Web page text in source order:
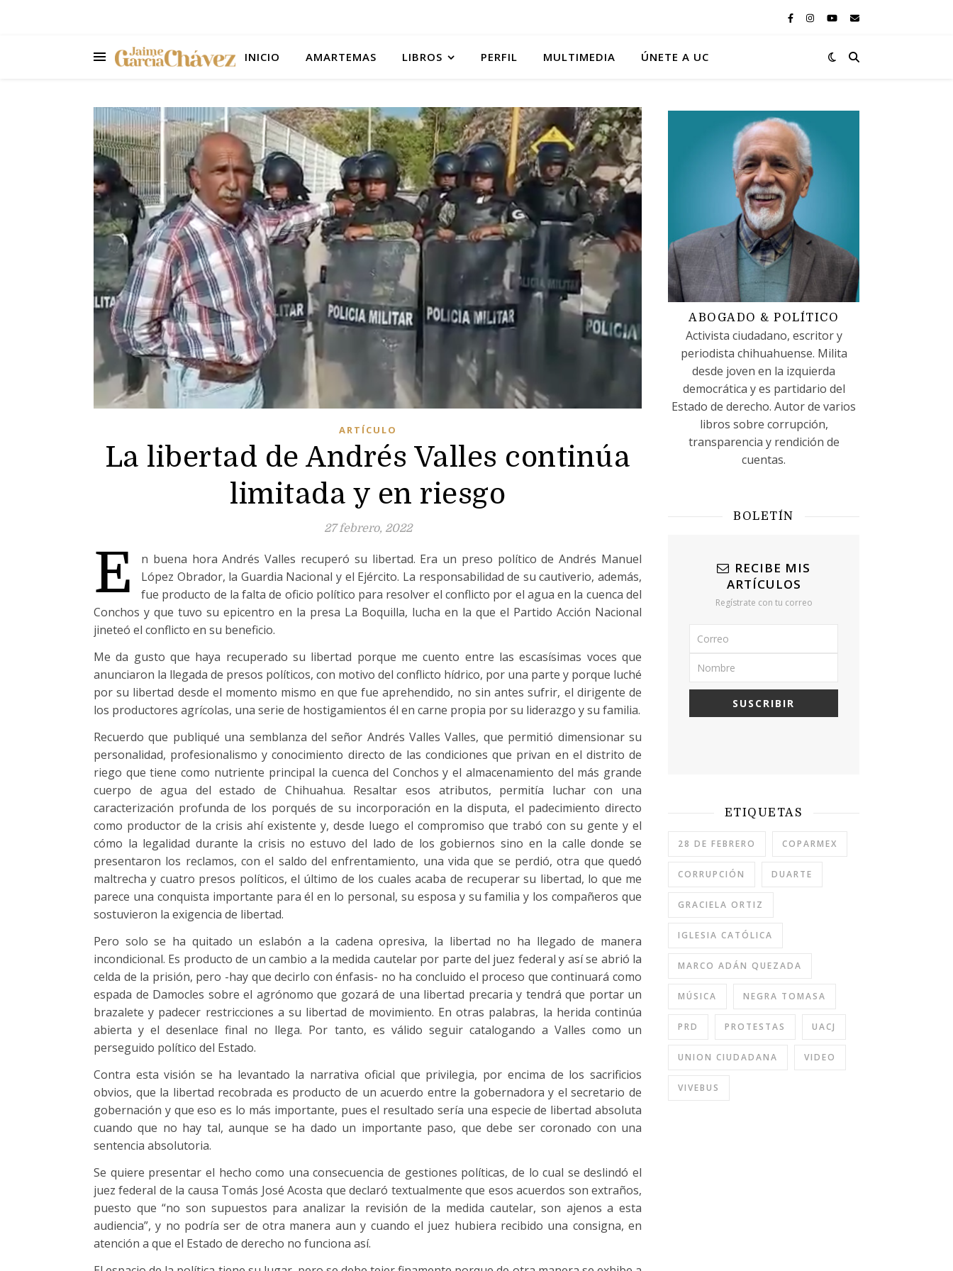
INICIO AMARTEMAS LIBROS PERFIL MULTIMEDIA ÚNETE A UC
ARTÍCULO
La libertad de Andrés Valles continúa
limitada y en riesgo
27 febrero, 2022
E
n buena hora Andrés Valles recuperó su libertad. Era un preso político de Andrés Manuel
López Obrador, la Guardia Nacional y el Ejército. La responsabilidad de su cautiverio, además,
fue producto de la falta de oficio político para resolver el conflicto por el agua en la cuenca del
Conchos y que tuvo su epicentro en la presa La Boquilla, lucha en la que el Partido Acción Nacional
jineteó el conflicto en su beneficio.
Me da gusto que haya recuperado su libertad porque me cuento entre las escasísimas voces que
anunciaron la llegada de presos políticos, con motivo del conflicto hídrico, por una parte y porque luché
por su libertad desde el momento mismo en que fue aprehendido, no sin antes sufrir, el dirigente de
los productores agrícolas, una serie de hostigamientos él en carne propia por su liderazgo y su familia.
Recuerdo que publiqué una semblanza del señor Andrés Valles Valles, que permitió dimensionar su
personalidad, profesionalismo y conocimiento directo de las condiciones que privan en el distrito de
riego que tiene como nutriente principal la cuenca del Conchos y el almacenamiento del más grande
cuerpo de agua del estado de Chihuahua. Resaltar esos atributos, permitía luchar con una
caracterización profunda de los porqués de su incorporación en la disputa, el padecimiento directo
como productor de la crisis ahí existente y, desde luego el compromiso que trabó con su gente y el
cómo la legalidad durante la crisis no estuvo del lado de los gobiernos sino en la calle donde se
presentaron los reclamos, con el saldo del enfrentamiento, una vida que se perdió, otra que quedó
maltrecha y cuatro presos políticos, el último de los cuales acaba de recuperar su libertad, lo que me
parece una conquista importante para él en lo personal, su esposa y su familia y los compañeros que
sostuvieron la exigencia de libertad.
Pero solo se ha quitado un eslabón a la cadena opresiva, la libertad no ha llegado de manera
incondicional. Es producto de un cambio a la medida cautelar por parte del juez federal y así se abrió la
celda de la prisión, pero -hay que decirlo con énfasis- no ha concluido el proceso que continuará como
espada de Damocles sobre el agrónomo que gozará de una libertad precaria y tendrá que portar un
brazalete y padecer restricciones a su libertad de movimiento. En otras palabras, la herida continúa
abierta y el desenlace final no llega. Por tanto, es válido seguir catalogando a Valles como un
perseguido político del Estado.
Contra esta visión se ha levantado la narrativa oficial que privilegia, por encima de los sacrificios
obvios, que la libertad recobrada es producto de un acuerdo entre la gobernadora y el secretario de
gobernación y que eso es lo más importante, pues el resultado sería una especie de libertad absoluta
cuando que no hay tal, aunque se ha dado un importante paso, que debe ser coronado con una
sentencia absolutoria.
Se quiere presentar el hecho como una consecuencia de gestiones políticas, de lo cual se deslindó el
juez federal de la causa Tomás José Acosta que declaró textualmente que esos acuerdos son extraños,
puesto que “no son supuestos para analizar la revisión de la medida cautelar, son ajenos a esta
audiencia”, y no podría ser de otra manera aun y cuando el juez hubiera recibido una consigna, en
atención a que el Estado de derecho no funciona así.
ABOGADO & POLÍTICO
Activista ciudadano, escritor y
periodista chihuahuense. Milita
desde joven en la izquierda
democrática y es partidario del
Estado de derecho. Autor de varios
libros sobre corrupción,
transparencia y rendición de
cuentas.
BOLETÍN
RECIBE MIS
ARTÍCULOS
Regístrate con tu correo
ETIQUETAS
28 DE FEBRERO COPARMEX
CORRUPCIÓN DUARTE
GRACIELA ORTIZ
IGLESIA CATÓLICA
MARCO ADÁN QUEZADA
MÚSICA NEGRA TOMASA
PRD PROTESTAS UACJ
UNION CIUDADANA VIDEO
VIVEBUS